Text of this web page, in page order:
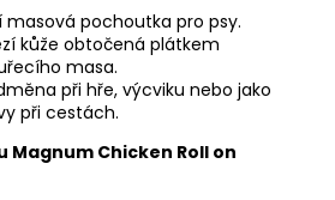
masová pochoutka pro psy.
kůže obtočená plátkem
masa.
při hře, výcviku nebo jako
při cestách.
Chicken Roll on